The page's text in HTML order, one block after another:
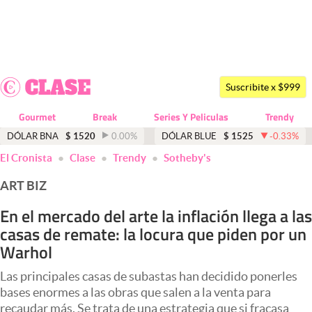
Dólar
Economía y Política
Finanzas y Mercados
Mercados Online
Negocios
Columnistas
Apertura
Suscribite x $999
Gourmet Break Series Y Peliculas Trendy
DÓLAR BNA $ 1520 0.00% DÓLAR BLUE $ 1525 -0.33%
El Cronista Clase Trendy Sotheby's
ART BIZ
En el mercado del arte la inflación llega a las
casas de remate: la locura que piden por un
Warhol
Las principales casas de subastas han decidido ponerles
bases enormes a las obras que salen a la venta para
recaudar más. Se trata de una estrategia que si fracasa